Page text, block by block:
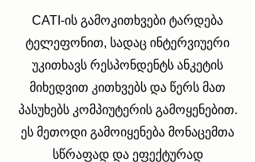
CATI-ის გამოკითხვები ტარდება
ტელეფონით, სადაც ინტერვიუერი
უკითხავს რესპონდენტს ანკეტის
მიხედვით კითხვებს და წერს მათ
პასუხებს კომპიუტერის გამოყენებით.
ეს მეთოდი გამოიყენება მონაცემთა
სწრაფად და ეფექტურად